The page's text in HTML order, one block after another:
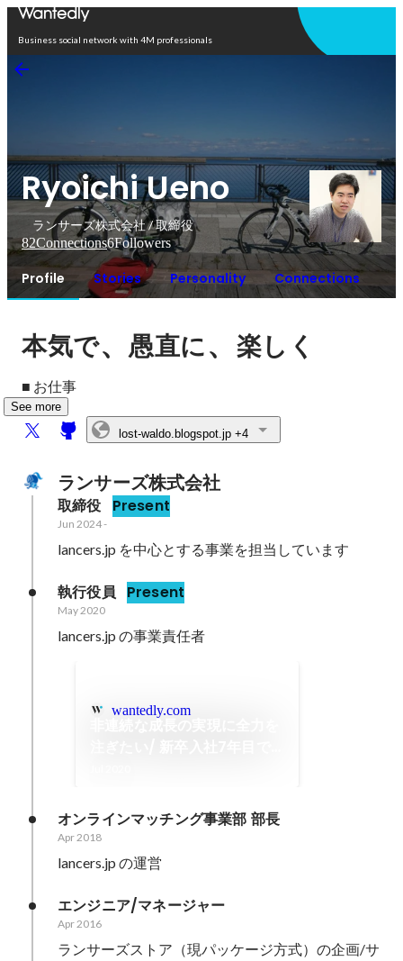
Business social network with 4M professionals
Ryoichi Ueno
ランサーズ株式会社 / 取締役
82Connections6Followers
Profile Stories Personality Connections
本気で、愚直に、 楽しく
■ お仕事
See more
lost-waldo.blogspot.jp +4
ランサーズ株式会社
取締役 Present
Jun 2024-
lancers.jp を中心とする事業を担当しています
執行役員 Present
May 2020
lancers.jp の事業責任者
wantedly.com
オンラインマッチング事業部 部長
Apr 2018
lancers.jp の運営
エンジニア/マネージャー
Apr 2016
ランサーズストア（現パッケージ方式）の企画/サ